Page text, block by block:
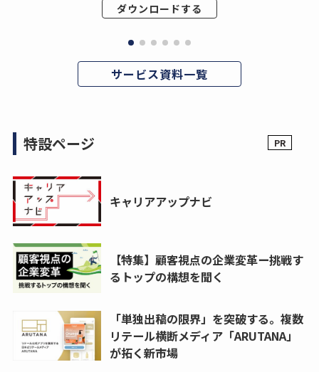
ダウンロードする
サービス資料一覧
特設ページ
キャリアアップナビ
【特集】顧客視点の企業変革ー挑戦す
るトップの構想を聞く
「単独出稿の限界」を突破する。複数
リテール横断メディア「ARUTANA」
が拓く新市場